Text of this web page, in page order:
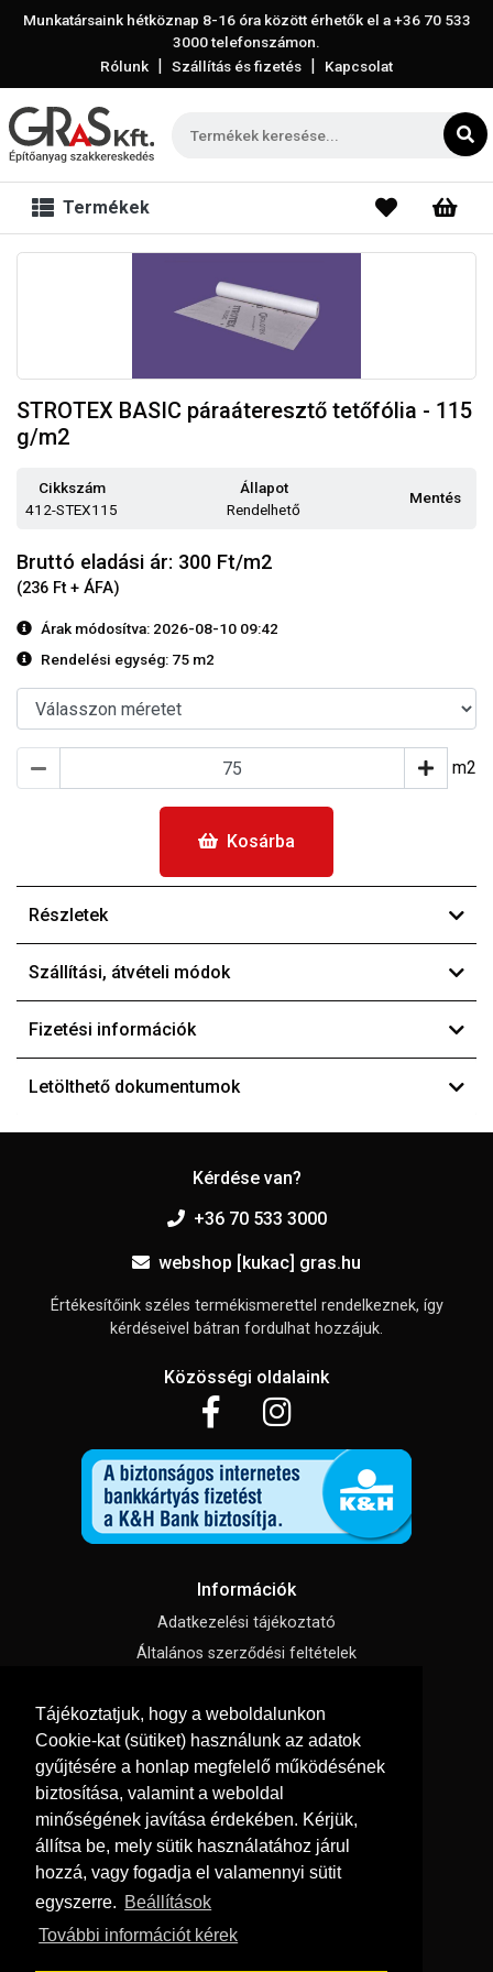
Tájékoztatjuk, hogy a weboldalunkon
Cookie-kat (sütiket) használunk az adatok
gyűjtésére a honlap megfelelő működésének
biztosítása, valamint a weboldal
minőségének javítása érdekében. Kérjük,
állítsa be, mely sütik használatához járul
hozzá, vagy fogadja el valamennyi sütit
egyszerre. Beállítások
További információt kérek
Munkatársaink hétköznap 8-16 óra között érhetők el a+36 70 533
3000telefonszámon.
Rólunk | Szállítás és fizetés | Kapcsolat
Termékek
STROTEX BASIC páraáteresztő tetőfólia - 115
g/m2
Cikkszám
412-STEX115
Állapot
Rendelhető
Mentés
Bruttó eladási ár: 300 Ft/m2
(236 Ft + ÁFA)
Árak módosítva: 2026-08-10 09:42
Rendelési egység: 75 m2
m2
Kosárba
Részletek
Szállítási, átvételi módok
Fizetési információk
Letölthető dokumentumok
Kérdése van?
+36 70 533 3000
webshop [kukac] gras.hu
Értékesítőink széles termékismerettel rendelkeznek, így
kérdéseivel bátran fordulhat hozzájuk.
Közösségi oldalaink
Információk
Adatkezelési tájékoztató
Általános szerződési feltételek
Süti beállítások
Menü
Hírek, cikkek
Kapcsolat
Letölthető katalógusok
Szállítás és fizetés